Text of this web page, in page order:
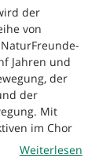
der
von
Jahren und
der
der
Mit
im Chor
Weiterlesen